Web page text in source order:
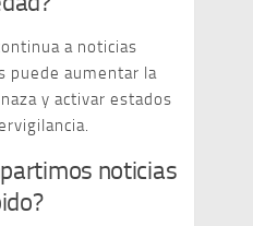
a noticias
puede aumentar la
y activar estados
noticias